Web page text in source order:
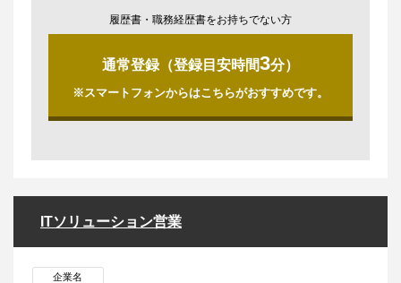
履歴書・職務経歴書をお持ちでない方
通常登録（登録目安時間3分）
※スマートフォンからはこちらがおすすめです。
ITソリューション営業
企業名